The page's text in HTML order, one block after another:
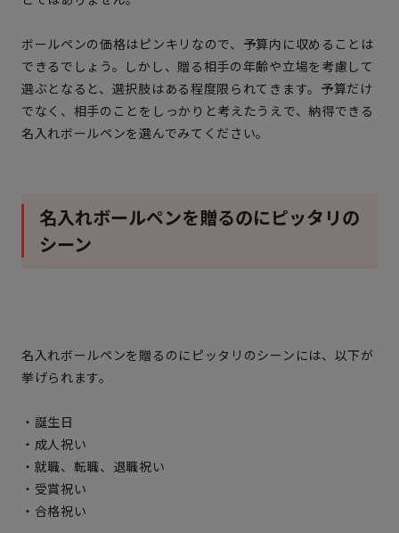
ボールペンの価格はピンキリなので、予算内に収めることは
できるでしょう。しかし、贈る相手の年齢や立場を考慮して
選ぶとなると、選択肢はある程度限られてきます。予算だけ
でなく、相手のことをしっかりと考えたうえで、納得できる
名入れボールペンを選んでみてください。
名入れボールペンを贈るのにピッタリの
シーン
名入れボールペンを贈るのにピッタリのシーンには、以下が
挙げられます。
・誕生日
・成人祝い
・就職、転職、退職祝い
・受賞祝い
・合格祝い